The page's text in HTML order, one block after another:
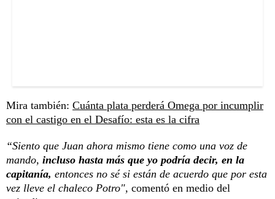
Mira también: Cuánta plata perderá Omega por incumplir
con el castigo en el Desafío: esta es la cifra
“Siento que Juan ahora mismo tiene como una voz de
mando, incluso hasta más que yo podría decir, en la
capitanía, entonces no sé si están de acuerdo que por esta
vez lleve el chaleco Potro", comentó en medio del